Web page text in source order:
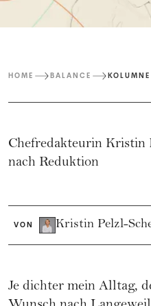
HOME BALANCE KOLUMNE
Chefredakteurin Kristin
nach Reduktion
VON Kristin Pelzl-
Je dichter mein Alltag,